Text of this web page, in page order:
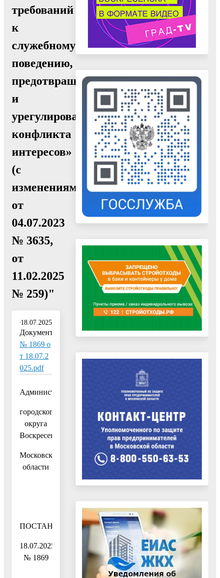
требований
к
служебному
поведению,
предотвращению
и
урегулированию
конфликта
интересов»
(с
изменениями
от
04.07.2023
№ 3635,
от
11.02.2025
№ 259)"
18.07.2025
Документ:
№ 1869 о
т 18.07.2
025.pdf
Администрация
городского
округа
Воскресенск
Московской
области
ПОСТАНОВЛЕНИЕ
18.07.2025
№ 1869